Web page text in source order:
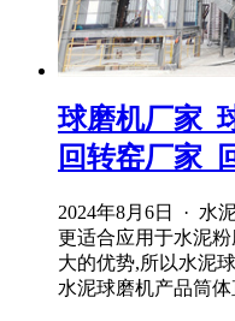
球磨机厂家_
回转窑厂家_
2024年8月6日 · 水
更适合应用于水泥
大的优势,所以水泥
水泥球磨机产品筒体